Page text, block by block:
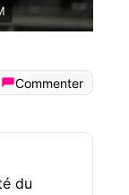
Commenter
du